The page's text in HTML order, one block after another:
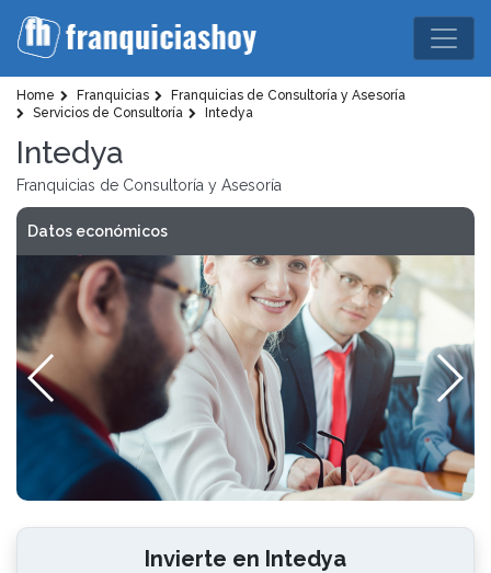
Home Franquicias
Franquicias de Consultoría y Asesoría
Servicios de Consultoría
Intedya
Intedya
Franquicias de Consultoría y Asesoría
Datos económicos
Invierte en Intedya